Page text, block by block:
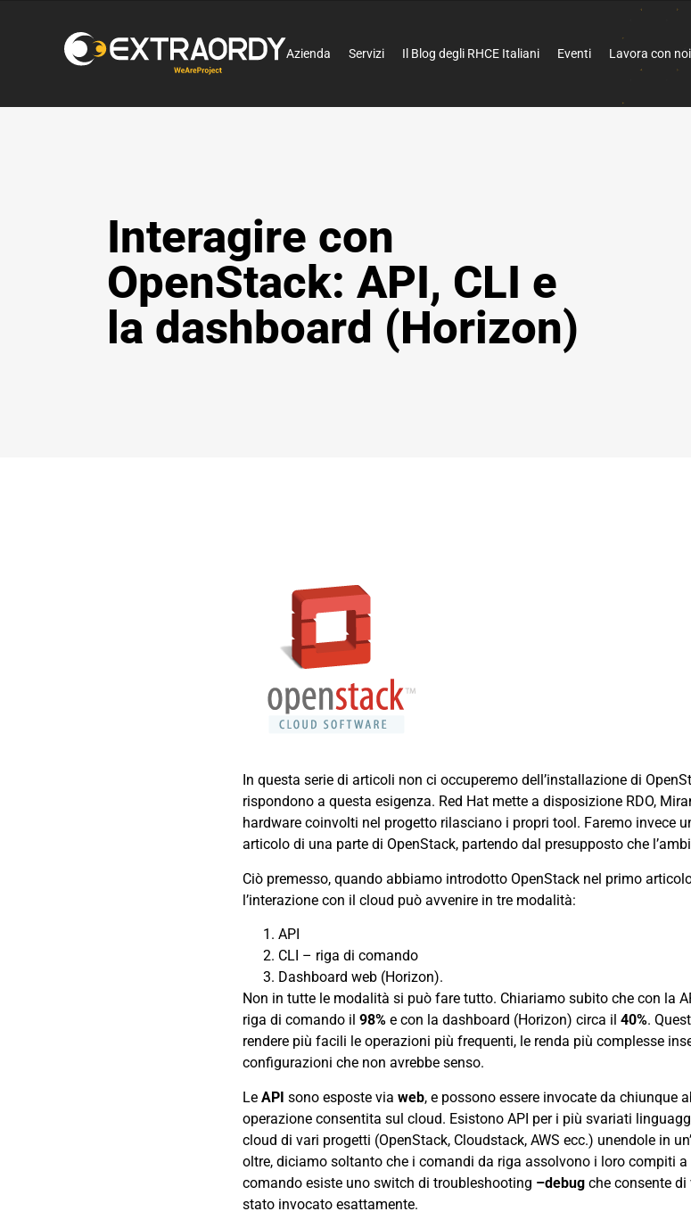
Azienda Servizi Il Blog degli RHCE Italiani Eventi Lavora con noi
Interagire con
OpenStack: API, CLI e
la dashboard (Horizon)
In questa serie di articoli non ci occuperemo dell’installazione di
rispondono a questa esigenza. Red Hat mette a disposizione RDO,
hardware coinvolti nel progetto rilasciano i propri tool. Faremo invece
articolo di una parte di OpenStack, partendo dal presupposto che
Ciò premesso, quando abbiamo introdotto OpenStack nel primo
l’interazione con il cloud può avvenire in tre modalità:
API
CLI – riga di comando
Dashboard web (Horizon).
Non in tutte le modalità si può fare tutto. Chiariamo subito che con la
riga di comando il 98% e con la dashboard (Horizon) circa il 40%.
rendere più facili le operazioni più frequenti, le renda più complesse
configurazioni che non avrebbe senso.
Le API sono esposte via web, e possono essere invocate da chiunque
operazione consentita sul cloud. Esistono API per i più svariati
cloud di vari progetti (OpenStack, Cloudstack, AWS ecc.) unendole in
oltre, diciamo soltanto che i comandi da riga assolvono i loro compiti
comando esiste uno switch di troubleshooting –debug che consente
stato invocato esattamente.